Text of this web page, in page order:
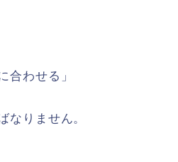
合わせる」
なりません。